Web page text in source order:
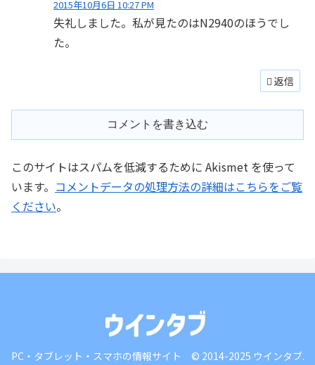
2015年10月6日 10:27 PM
失礼しました。私が見たのはN2940のほうでし
た。
返信
コメントを書き込む
このサイトはスパムを低減するために Akismet を使って
います。 コメントデータの処理方法の詳細はこちらをご覧
ください。
PC・タブレット・スマホの情報サイト © 2014-2025 ウインタブ.